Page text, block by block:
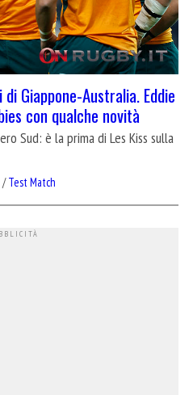
Giappone-Australia. Eddie
con qualche novità
Sud: è la prima di Les Kiss sulla
/Test Match